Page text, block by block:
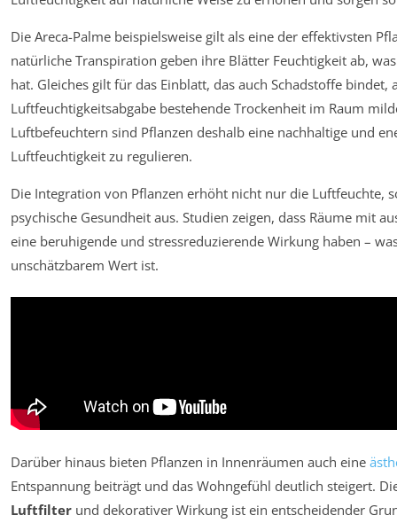
Die Areca-Palme beispielsweise gilt als eine der effektivsten
natürliche Transpiration geben ihre Blätter Feuchtigkeit ab,
hat. Gleiches gilt für das Einblatt, das auch Schadstoffe bindet,
Luftfeuchtigkeitsabgabe bestehende Trockenheit im Raum
Luftbefeuchtern sind Pflanzen deshalb eine nachhaltige und
Luftfeuchtigkeit zu regulieren.
Die Integration von Pflanzen erhöht nicht nur die Luftfeuchte,
psychische Gesundheit aus. Studien zeigen, dass Räume mit
eine beruhigende und stressreduzierende Wirkung haben –
unschätzbarem Wert ist.
Darüber hinaus bieten Pflanzen in Innenräumen auch eine
Entspannung beiträgt und das Wohngefühl deutlich steigert.
Luftfilter und dekorativer Wirkung ist ein entscheidender